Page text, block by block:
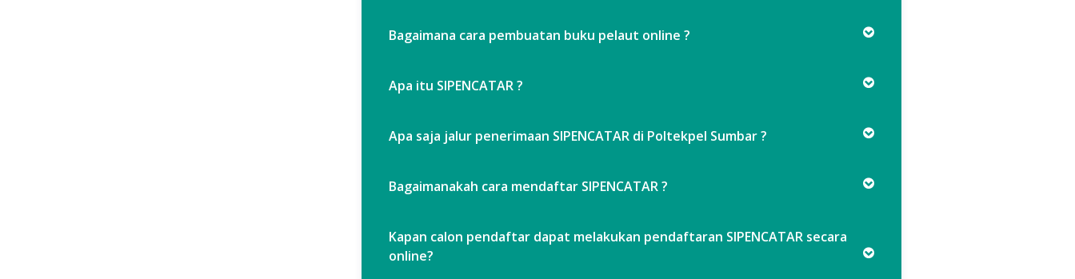
Bagaimana cara pembuatan buku pelaut online ?
Apa itu SIPENCATAR ?
Apa saja jalur penerimaan SIPENCATAR di Poltekpel Sumbar ?
Bagaimanakah cara mendaftar SIPENCATAR ?
Kapan calon pendaftar dapat melakukan pendaftaran SIPENCATAR secara
online?